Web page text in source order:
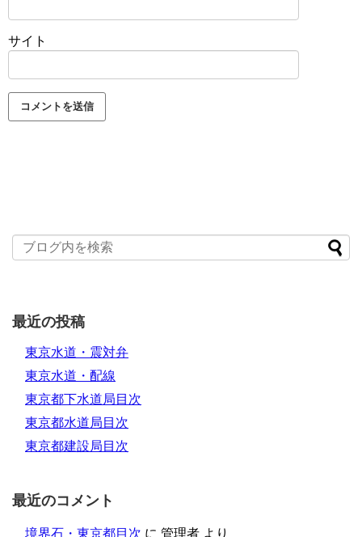
サイト
最近の投稿
東京水道・震対弁
東京水道・配線
東京都下水道局目次
東京都水道局目次
東京都建設局目次
最近のコメント
境界石・東京都目次 に 管理者 より